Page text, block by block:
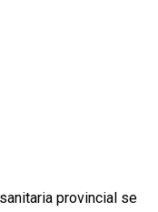
provincial se